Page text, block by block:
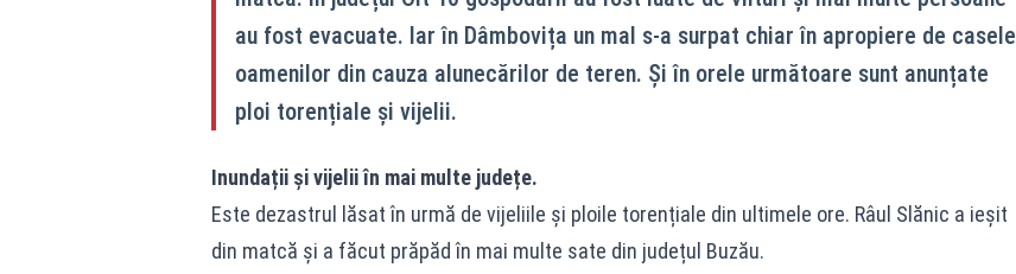
au fost evacuate. Iar în Dâmbovița un mal s-a surpat chiar în apropiere de casele
oamenilor din cauza alunecărilor de teren. Și în orele următoare sunt anunțate
ploi torențiale și vijelii.
Inundații și vijelii în mai multe județe.
Este dezastrul lăsat în urmă de vijeliile și ploile torențiale din ultimele ore. Râul Slănic a ieșit
din matcă și a făcut prăpăd în mai multe sate din județul Buzău.